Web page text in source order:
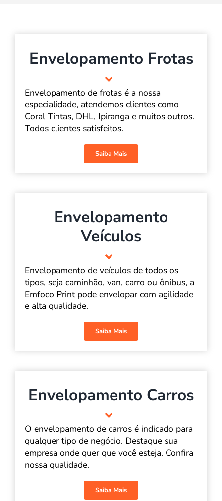
Envelopamento Frotas
Envelopamento de frotas é a nossa
especialidade, atendemos clientes como
Coral Tintas, DHL, Ipiranga e muitos outros.
Todos clientes satisfeitos.
Saiba Mais
Envelopamento
Veículos
Envelopamento de veículos de todos os
tipos, seja caminhão, van, carro ou ônibus, a
Emfoco Print pode envelopar com agilidade
e alta qualidade.
Saiba Mais
Envelopamento Carros
O envelopamento de carros é indicado para
qualquer tipo de negócio. Destaque sua
empresa onde quer que você esteja. Confira
nossa qualidade.
Saiba Mais